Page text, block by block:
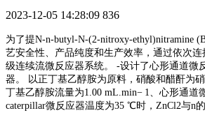
2023-12-05 14:28:09 836
为了提N-n-butyl-N-(2-nitroxy-ethyl)nitramine
艺安全性、产品纯度和生产效率，通过依次
级连续流微反应器系统。 -设计了心形通道微
器。 以正丁基乙醇胺为原料，硝酸和醋酐为
丁基乙醇胺流量为1.00 mL.min− 1、心形通道
caterpillar微反应器温度为35 ℃时，ZnCl2与n